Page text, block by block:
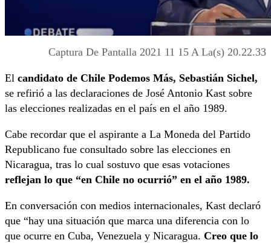
Captura De Pantalla 2021 11 15 A La(s) 20.22.33
El candidato de Chile Podemos Más, Sebastián Sichel,
se refirió a las declaraciones de José Antonio Kast sobre
las elecciones realizadas en el país en el año 1989.
Cabe recordar que el aspirante a La Moneda del Partido
Republicano fue consultado sobre las elecciones en
Nicaragua, tras lo cual sostuvo que esas votaciones
reflejan lo que “en Chile no ocurrió” en el año 1989.
En conversación con medios internacionales, Kast declaró
que “hay una situación que marca una diferencia con lo
que ocurre en Cuba, Venezuela y Nicaragua. Creo que lo